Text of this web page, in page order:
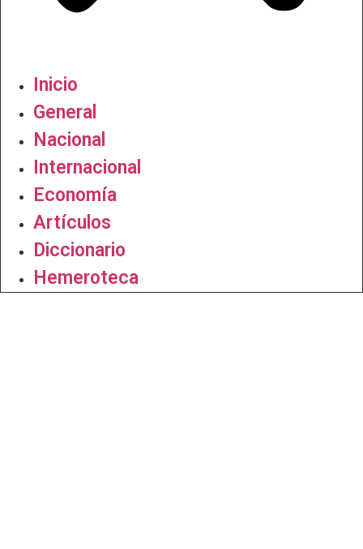
Inicio
General
Nacional
Internacional
Economía
Artículos
Diccionario
Hemeroteca